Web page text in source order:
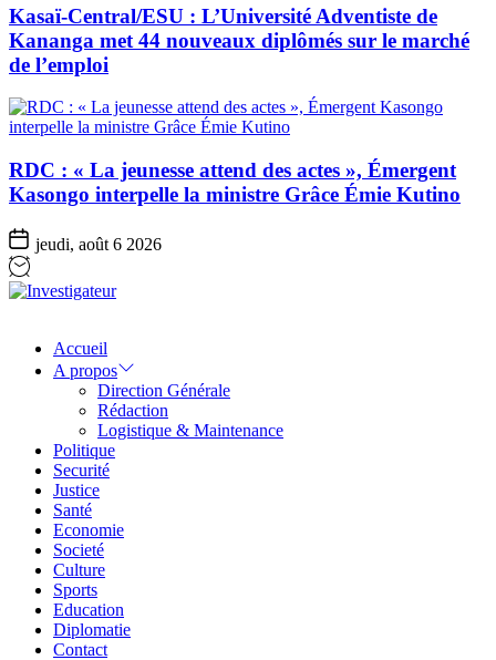
Kasaï-Central/ESU : L’Université Adventiste de
Kananga met 44 nouveaux diplômés sur le marché
de l’emploi
RDC : « La jeunesse attend des actes », Émergent
Kasongo interpelle la ministre Grâce Émie Kutino
jeudi, août 6 2026
Accueil
A propos
Direction Générale
Rédaction
Logistique & Maintenance
Politique
Securité
Justice
Santé
Economie
Societé
Culture
Sports
Education
Diplomatie
Contact